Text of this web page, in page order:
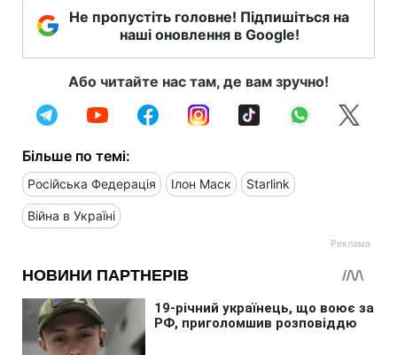
Не пропустіть головне! Підпишіться на
наші оновлення в Google!
Або читайте нас там, де вам зручно!
Більше по темі:
Російська Федерація Ілон Маск Starlink
Війна в Україні